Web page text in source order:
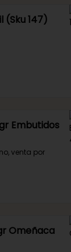
(Sku 147)
Embutidos
venta por
Omeñaca